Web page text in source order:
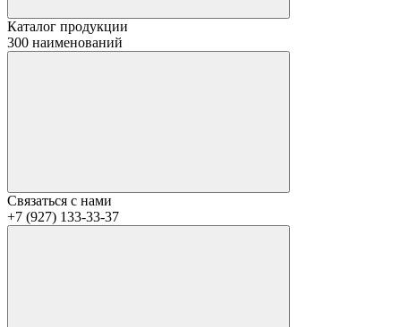
Каталог продукции
300 наименований
Связаться с нами
+7 (927) 133-33-37